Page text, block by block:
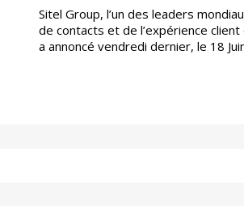
Sitel Group, l’un des leaders
de contacts et de l’expérience
a annoncé vendredi dernier, le 18